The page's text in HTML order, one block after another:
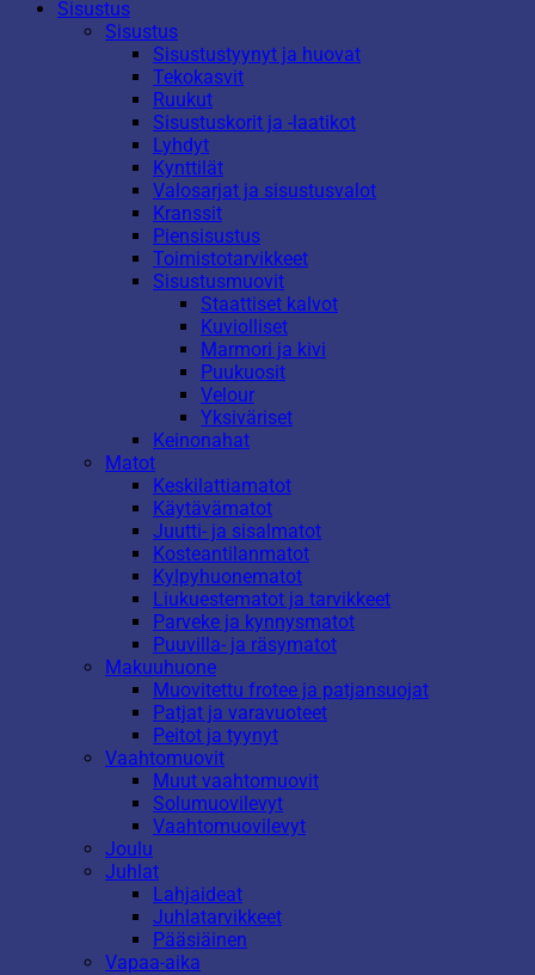
Sisustus
Sisustus
Sisustustyynyt ja huovat
Tekokasvit
Ruukut
Sisustuskorit ja -laatikot
Lyhdyt
Kynttilät
Valosarjat ja sisustusvalot
Kranssit
Piensisustus
Toimistotarvikkeet
Sisustusmuovit
Staattiset kalvot
Kuviolliset
Marmori ja kivi
Puukuosit
Velour
Yksiväriset
Keinonahat
Matot
Keskilattiamatot
Käytävämatot
Juutti- ja sisalmatot
Kosteantilanmatot
Kylpyhuonematot
Liukuestematot ja tarvikkeet
Parveke ja kynnysmatot
Puuvilla- ja räsymatot
Makuuhuone
Muovitettu frotee ja patjansuojat
Patjat ja varavuoteet
Peitot ja tyynyt
Vaahtomuovit
Muut vaahtomuovit
Solumuovilevyt
Vaahtomuovilevyt
Joulu
Juhlat
Lahjaideat
Juhlatarvikkeet
Pääsiäinen
Vapaa-aika